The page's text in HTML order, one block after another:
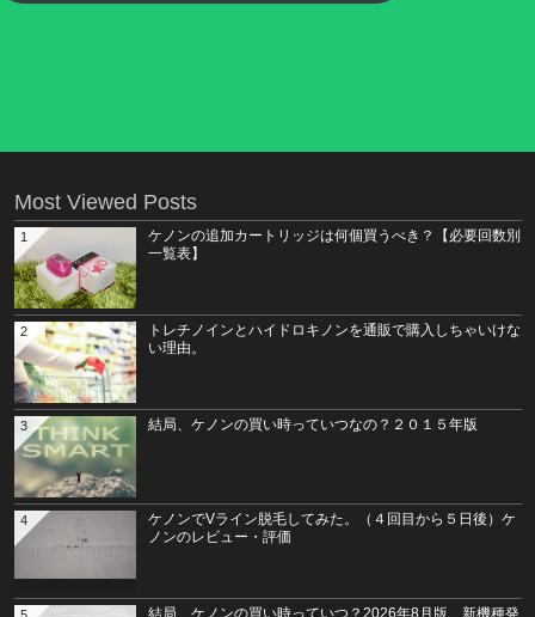
Most Viewed Posts
ケノンの追加カートリッジは何個買うべき？【必要回数別
一覧表】
1
トレチノインとハイドロキノンを通販で購入しちゃいけな
い理由。
2
結局、ケノンの買い時っていつなの？２０１５年版
3
ケノンでVライン脱毛してみた。（４回目から５日後）ケ
ノンのレビュー・評価
4
結局、ケノンの買い時っていつ？2026年8月版 新機種発